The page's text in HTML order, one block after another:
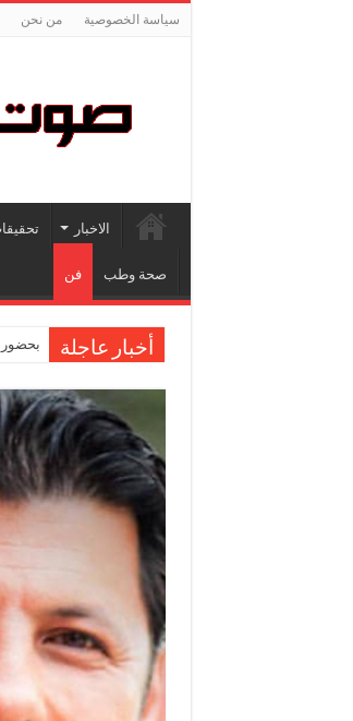
سياسة الخصوصية من نحن
الاخبار
صحة وطب فن
أخبار عاجلة بحضور